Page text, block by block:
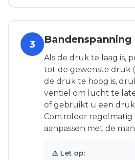
3 Bandenspanning
Als de druk te laag is,
tot de gewenste druk
de druk te hoog is,
ventiel om lucht te
of gebruikt u een
Controleer regelmatig
aanpassen met de
⚠️ Let op: